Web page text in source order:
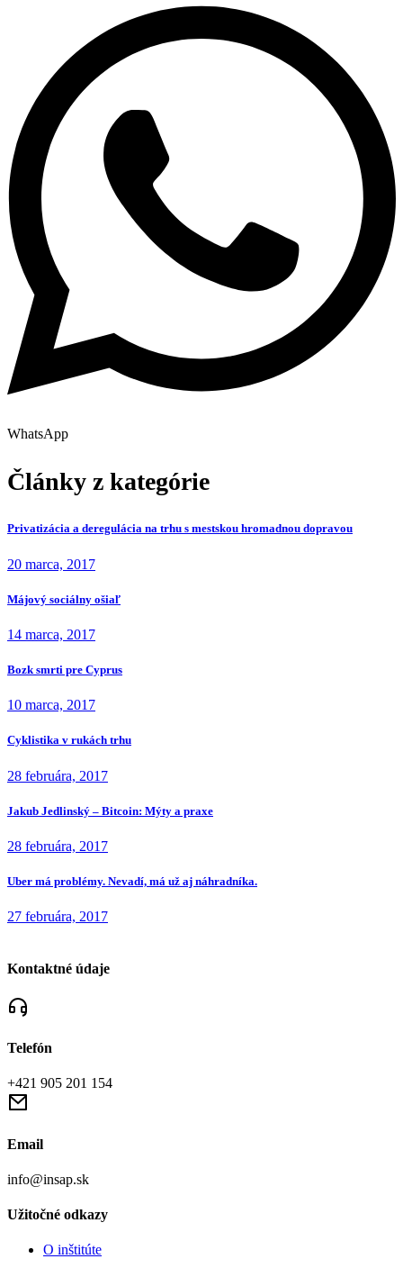
WhatsApp
Články z kategórie
Privatizácia a deregulácia na trhu s mestskou hromadnou dopravou
20 marca, 2017
Májový sociálny ošiaľ
14 marca, 2017
Bozk smrti pre Cyprus
10 marca, 2017
Cyklistika v rukách trhu
28 februára, 2017
Jakub Jedlinský – Bitcoin: Mýty a praxe
28 februára, 2017
Uber má problémy. Nevadí, má už aj náhradníka.
27 februára, 2017
Kontaktné údaje
Telefón
+421 905 201 154
Email
info@insap.sk
Užitočné odkazy
O inštitúte